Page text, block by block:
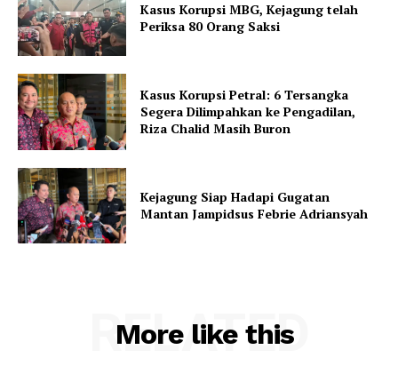
Kasus Korupsi MBG, Kejagung telah
Periksa 80 Orang Saksi
Kasus Korupsi Petral: 6 Tersangka
Segera Dilimpahkan ke Pengadilan,
Riza Chalid Masih Buron
Kejagung Siap Hadapi Gugatan
Mantan Jampidsus Febrie Adriansyah
More like this
RELATED